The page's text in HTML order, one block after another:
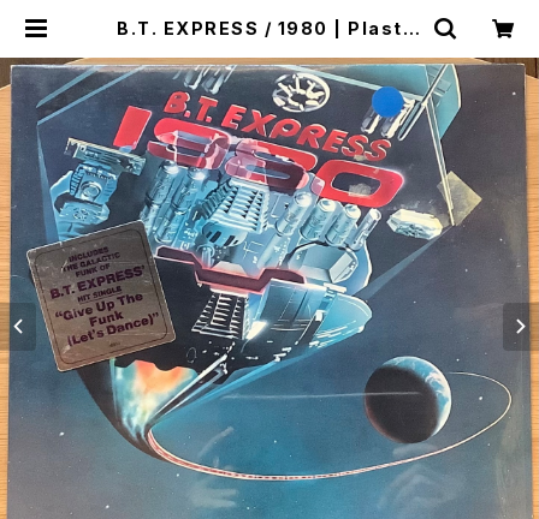
B.T. EXPRESS / 1980 | Plastic